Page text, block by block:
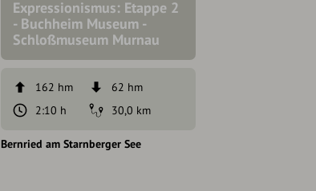
Expressionismus: Etappe 2
- Buchheim Museum -
Schloßmuseum Murnau
162 hm
62 hm
2:10 h
30,0 km
Bernried am Starnberger See